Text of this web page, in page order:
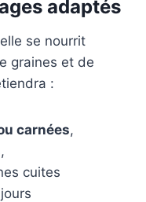
adaptés
se nourrit
graines et de
:
carnées,
cuites